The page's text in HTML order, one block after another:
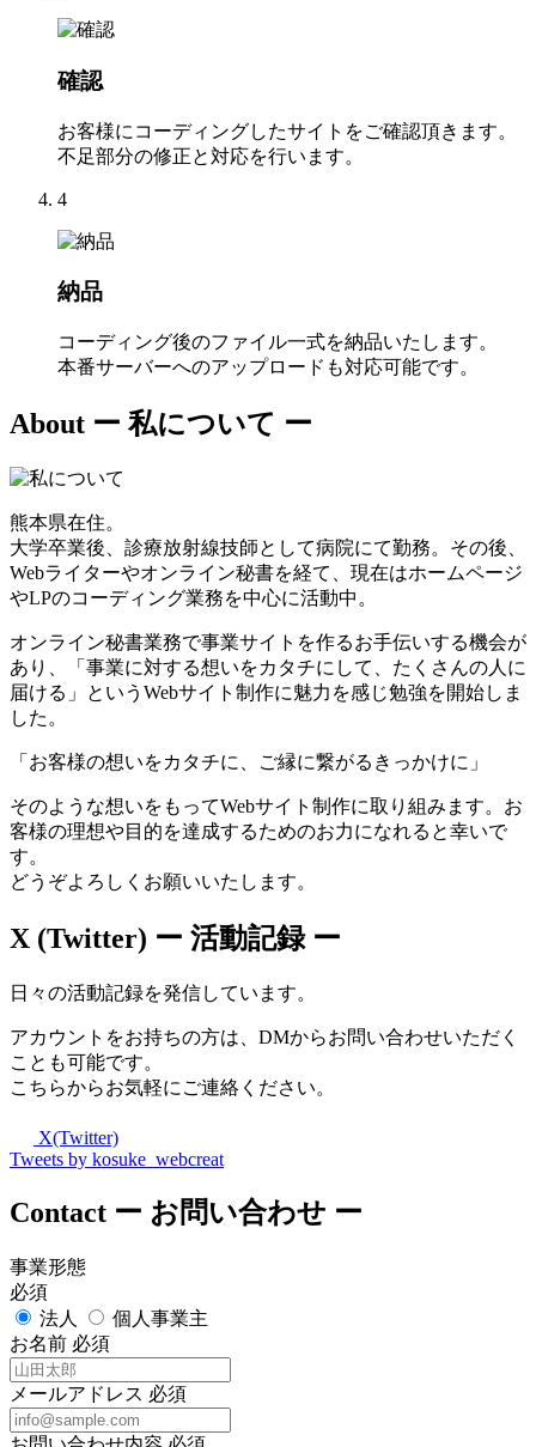
確認
お客様にコーディングしたサイトをご確認頂きます。
不足部分の修正と対応を行います。
4
納品
コーディング後のファイル一式を納品いたします。
本番サーバーへのアップロードも対応可能です。
About ー 私について ー
熊本県在住。
大学卒業後、診療放射線技師として病院にて勤務。その後、
Webライターやオンライン秘書を経て、現在はホームページ
やLPのコーディング業務を中心に活動中。
オンライン秘書業務で事業サイトを作るお手伝いする機会が
あり、「事業に対する想いをカタチにして、たくさんの人に
届ける」というWebサイト制作に魅力を感じ勉強を開始しま
した。
「お客様の想いをカタチに、ご縁に繋がるきっかけに」
そのような想いをもってWebサイト制作に取り組みます。お
客様の理想や目的を達成するためのお力になれると幸いで
す。
どうぞよろしくお願いいたします。
X (Twitter) ー 活動記録 ー
日々の活動記録を発信しています。
アカウントをお持ちの方は、DMからお問い合わせいただく
ことも可能です。
こちらからお気軽にご連絡ください。
X(Twitter)
Tweets by kosuke_webcreat
Contact ー お問い合わせ ー
事業形態
必須
法人
個人事業主
お名前 必須
メールアドレス 必須